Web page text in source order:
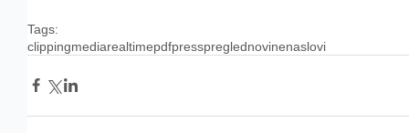
Tags:
clippingmediarealtimepdfpresspreglednovinenaslovi